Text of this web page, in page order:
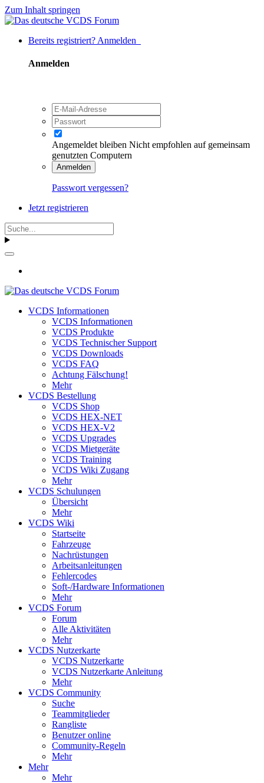
Zum Inhalt springen
Bereits registriert? Anmelden
Anmelden
Angemeldet bleiben Nicht empfohlen auf gemeinsam
genutzten Computern
Anmelden
Passwort vergessen?
Jetzt registrieren
VCDS Informationen
VCDS Informationen
VCDS Produkte
VCDS Technischer Support
VCDS Downloads
VCDS FAQ
Achtung Fälschung!
Mehr
VCDS Bestellung
VCDS Shop
VCDS HEX-NET
VCDS HEX-V2
VCDS Upgrades
VCDS Mietgeräte
VCDS Training
VCDS Wiki Zugang
Mehr
VCDS Schulungen
Übersicht
Mehr
VCDS Wiki
Startseite
Fahrzeuge
Nachrüstungen
Arbeitsanleitungen
Fehlercodes
Soft-/Hardware Informationen
Mehr
VCDS Forum
Forum
Alle Aktivitäten
Mehr
VCDS Nutzerkarte
VCDS Nutzerkarte
VCDS Nutzerkarte Anleitung
Mehr
VCDS Community
Suche
Teammitglieder
Rangliste
Benutzer online
Community-Regeln
Mehr
Mehr
Mehr